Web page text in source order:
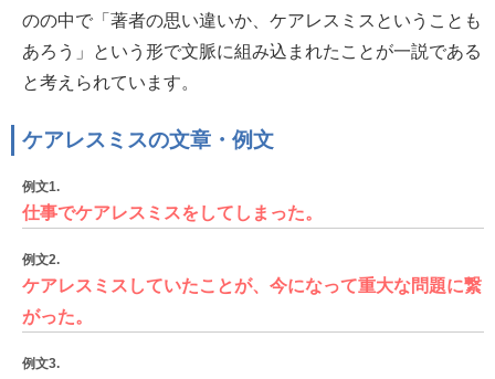
のの中で「著者の思い違いか、ケアレスミスということも
あろう」という形で文脈に組み込まれたことが一説である
と考えられています。
ケアレスミスの文章・例文
例文1.
仕事でケアレスミスをしてしまった。
例文2.
ケアレスミスしていたことが、今になって重大な問題に繋
がった。
例文3.